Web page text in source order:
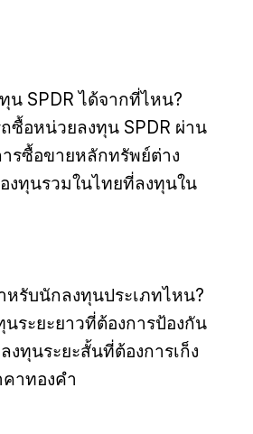
น SPDR ได้จากที่ไหน?
ซื้อหน่วยลงทุน SPDR ผ่าน
รซื้อขายหลักทรัพย์ต่าง
งทุนรวมในไทยที่ลงทุนใน
หรับนักลงทุนประเภทไหน?
ระยะยาวที่ต้องการป้องกัน
งทุนระยะสั้นที่ต้องการเก็ง
าทองคำ